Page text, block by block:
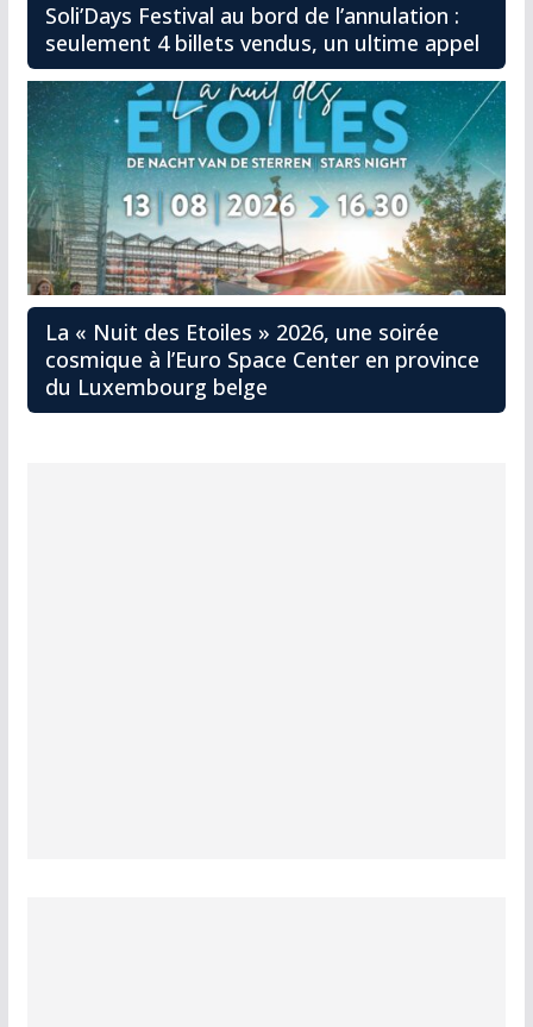
Soli’Days Festival au bord de l’annulation :
seulement 4 billets vendus, un ultime appel
La « Nuit des Etoiles » 2026, une soirée
cosmique à l’Euro Space Center en province
du Luxembourg belge